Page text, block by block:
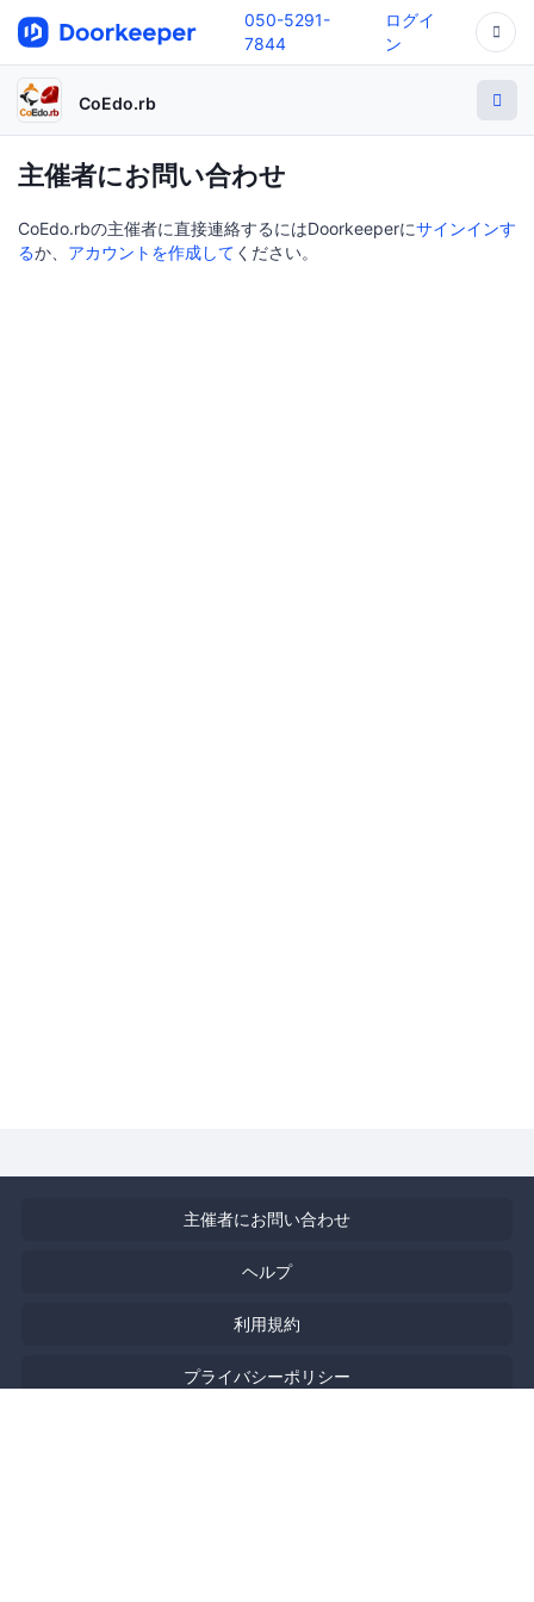
050-5291-
7844
ログイ
ン
CoEdo.rb
主催者にお問い合わせ
CoEdo.rbの主催者に直接連絡するにはDoorkeeperにサインインす
るか、 アカウントを作成して ください。
主催者にお問い合わせ
ヘルプ
利用規約
プライバシーポリシー